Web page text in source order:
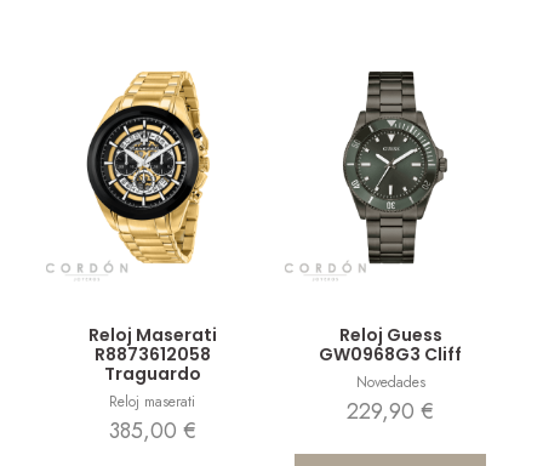
Reloj Maserati
R8873612058
Traguardo
Reloj maserati
385,00 €
Reloj Guess
GW0968G3 Cliff
Novedades
229,90€